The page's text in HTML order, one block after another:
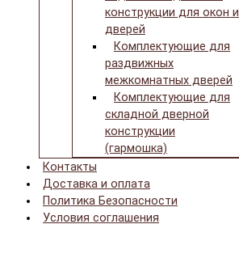
конструкции для окон и
дверей
Комплектующие для
раздвижных
межкомнатных дверей
Комплектующие для
складной дверной
конструкции
(гармошка)
Контакты
Доставка и оплата
Политика Безопасности
Условия соглашения